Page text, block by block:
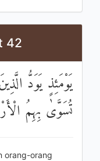
42
يَوْمَئِذٍ يَوَدُّ
تُسَوَّىٰ بِهِمُ
orang-orang